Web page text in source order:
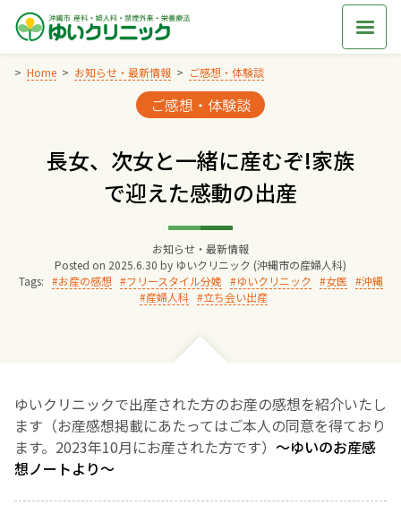
Skip
content
Home お知らせ・最新情報 ご感想・体験談
Categories:
ご感想・体験談
長女、次女と一緒に産むぞ!家族
で迎えた感動の出産
お知らせ・最新情報
Posted on 2025.6.30 by ゆいクリニック (沖縄市の産婦人科)
Tags:
お産の感想 フリースタイル分娩 ゆいクリニック 女医
沖縄
産婦人科
立ち会い出産
ゆいクリニックで出産された方のお産の感想を紹介いたし
ます（お産感想掲載にあたってはご本人の同意を得ており
ます。2023年10月にお産された方です） ～ゆいのお産感
想ノートより～
交通アクセス
院長からのごあいさつ
ゆいクリニックの経営理念
診療料金
お産について